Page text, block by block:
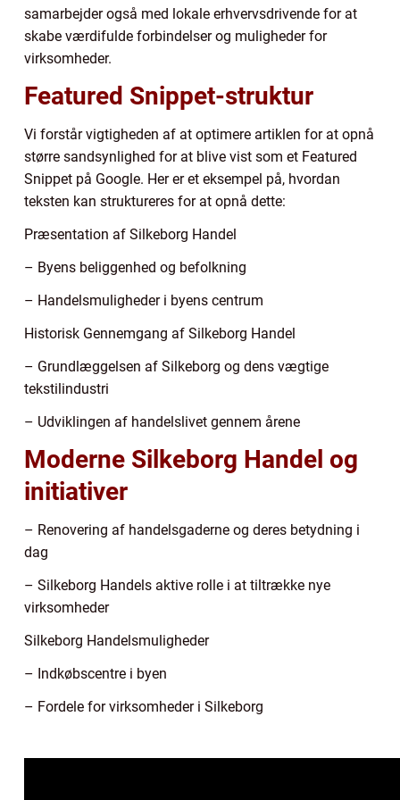
samarbejder også med lokale erhvervsdrivende for at
skabe værdifulde forbindelser og muligheder for
virksomheder.
Featured Snippet-struktur
Vi forstår vigtigheden af at optimere artiklen for at opnå
større sandsynlighed for at blive vist som et Featured
Snippet på Google. Her er et eksempel på, hvordan
teksten kan struktureres for at opnå dette:
Præsentation af Silkeborg Handel
– Byens beliggenhed og befolkning
– Handelsmuligheder i byens centrum
Historisk Gennemgang af Silkeborg Handel
– Grundlæggelsen af Silkeborg og dens vægtige
tekstilindustri
– Udviklingen af handelslivet gennem årene
Moderne Silkeborg Handel og
initiativer
– Renovering af handelsgaderne og deres betydning i
dag
– Silkeborg Handels aktive rolle i at tiltrække nye
virksomheder
Silkeborg Handelsmuligheder
– Indkøbscentre i byen
– Fordele for virksomheder i Silkeborg